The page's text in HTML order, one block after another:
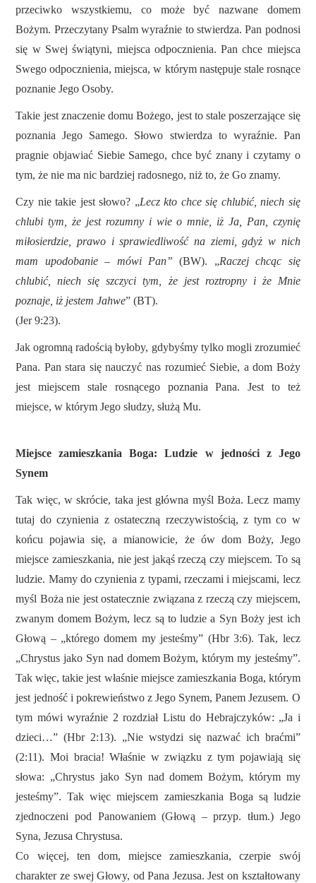
przeciwko wszystkiemu, co może być nazwane domem
Bożym. Przeczytany Psalm wyraźnie to stwierdza. Pan podnosi
się w Swej świątyni, miejsca odpocznienia. Pan chce miejsca
Swego odpocznienia, miejsca, w którym następuje stale rosnące
poznanie Jego Osoby.
Takie jest znaczenie domu Bożego, jest tostale poszerzające się
poznania Jego Samego. Słowo stwierdza to wyraźnie. Pan
pragnie objawiać Siebie Samego, chce być znany iczytamy o
tym,że nie ma nic bardziej radosnego, niż to, że Go znamy.
Czy nie takie jest słowo? „Lecz kto chce się chlubić, niech się
chlubi tym, że jest rozumny i wie o mnie, iż Ja, Pan, czynię
miłosierdzie, prawo i sprawiedliwość na ziemi, gdyż w nich
mam upodobanie – mówi Pan” (BW). „Raczej chcąc się
chlubić, niech się szczyci tym, że jest roztropny i że Mnie
poznaje, iż jestem Jahwe” (BT).
(Jer 9:23).
Jak ogromną radością byłoby, gdybyśmy tylko mogli zrozumieć
Pana. Pan stara się nauczyć nas rozumieć Siebie, a dom Boży
jest miejscem stale rosnącego poznania Pana. Jest to też
miejsce, w którym Jego słudzy, służą Mu.
Miejsce zamieszkania Boga: Ludzie w jedności z Jego
Synem
Tak więc, w skrócie, taka jest główna myśl Boża. Lecz mamy
tutaj do czynienia z ostateczną rzeczywistością, z tym co w
końcu pojawia się, a mianowicie, że ów dom Boży, Jego
miejsce zamieszkania, nie jest jakąś rzeczą czy miejscem. To są
ludzie. Mamy do czynienia z typami, rzeczami i miejscami, lecz
myśl Boża nie jest ostatecznie związana z rzeczą czy miejscem,
zwanym domem Bożym, lecz są to ludzie a Syn Boży jest ich
Głową – „którego domem my jesteśmy” (Hbr 3:6). Tak, lecz
„Chrystus jako Syn nad domem Bożym, którym my jesteśmy”.
Tak więc, takie jest właśnie miejsce zamieszkania Boga, którym
jest jedność i pokrewieństwo z Jego Synem, Panem Jezusem. O
tym mówi wyraźnie 2 rozdział Listu do Hebrajczyków: „Ja i
dzieci…” (Hbr 2:13). „Nie wstydzi się nazwać ich braćmi”
(2:11). Moi bracia! Właśnie w związku z tym pojawiają się
słowa: „Chrystus jako Syn nad domem Bożym, którym my
jesteśmy”. Tak więc miejscem zamieszkania Boga są ludzie
zjednoczeni pod Panowaniem (Głową – przyp. tłum.) Jego
Syna, Jezusa Chrystusa.
Co więcej, ten dom, miejsce zamieszkania, czerpie swój
charakter ze swej Głowy, od Pana Jezusa. Jest on kształtowany